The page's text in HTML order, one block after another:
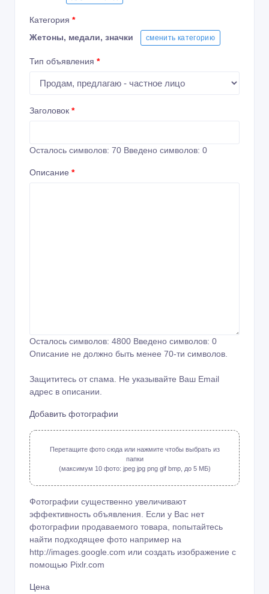
Категория *
Жетоны, медали, значки
сменить категорию
Тип объявления *
Заголовок *
Осталось символов: 70 Введено символов: 0
Описание *
Осталось символов: 4800 Введено символов: 0
Описание не должно быть менее 70-ти символов.
Защититесь от спама. Не указывайте Ваш Email
адрес в описании.
Добавить фотографии
Перетащите фото сюда или нажмите чтобы выбрать из
папки
(максимум 10 фото: jpeg jpg png gif bmp, до 5 МБ)
Фотографии существенно увеличивают
эффективность объявления. Если у Вас нет
фотографии продаваемого товара, попытайтесь
найти подходящее фото например на
http://images.google.com или создать изображение с
помощью Pixlr.com
Цена